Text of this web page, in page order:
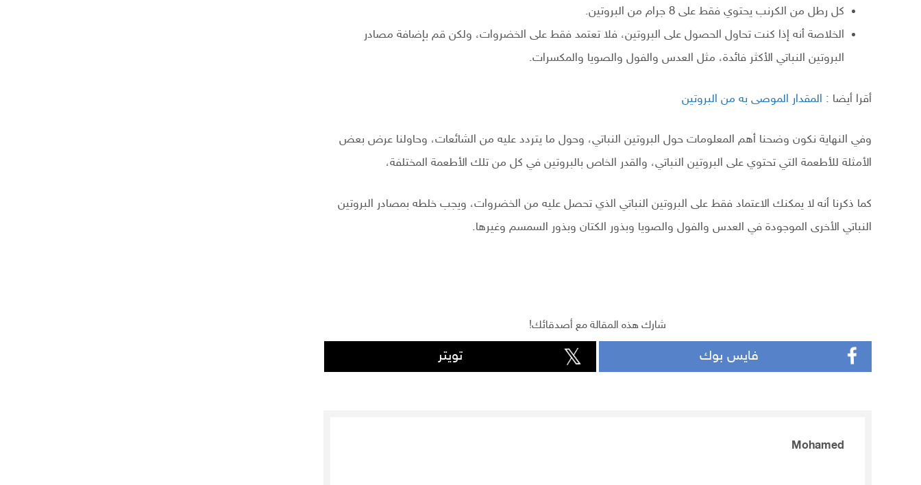
كل رطل من الكرنب يحتوي فقط على 8 جرام من البروتين.
الخلاصة أنه إذا كنت تحاول الحصول على البروتين، فلا تعتمد فقط على الخضروات، ولكن قم بإضافة مصادر
البروتين النباتي الأكثر فائدة، مثل العدس والفول والصويا والمكسرات.
أقرا أيضا : المقدار الموصى به من البروتين
وفي النهاية نكون وضحنا أهم المعلومات حول البروتين النباتي، وحول ما يتردد عليه من الشائعات، وحاولنا عرض بعض
الأمثلة للأطعمة التي تحتوي على البروتين النباتي، والقدر الخاص بالبروتين في كل من تلك الأطعمة المختلفة،
كما ذكرنا أنه لا يمكنك الاعتماد فقط على البروتين النباتي الذي تحصل عليه من الخضروات، ويجب خلطه بمصادر البروتين
النباتي الأخرى الموجودة في العدس والفول والصويا وبذور الكتان وبذور السمسم وغيرها.
شارك هذه المقالة مع أصدقائك!
فايس بوك تويتر
Mohamed